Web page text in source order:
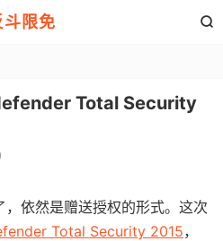
斗限免 
Total Security
依然是赠送授权的形式。这次
Total Security 2015，